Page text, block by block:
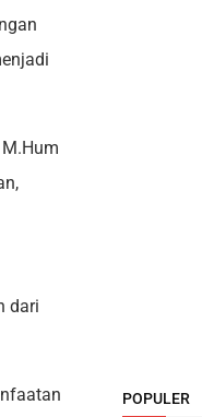
dari
POPULER